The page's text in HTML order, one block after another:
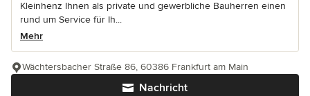
Kleinhenz Ihnen als private und gewerbliche Bauherren einen
rund um Service für Ih...
Mehr
Nachricht
Wächtersbacher Straße 86, 60386 Frankfurt am Main